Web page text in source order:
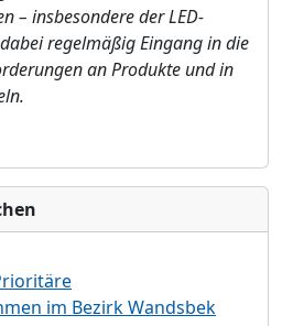
– insbesondere der LED-
regelmäßig Eingang in die
an Produkte und in
im Bezirk Wandsbek